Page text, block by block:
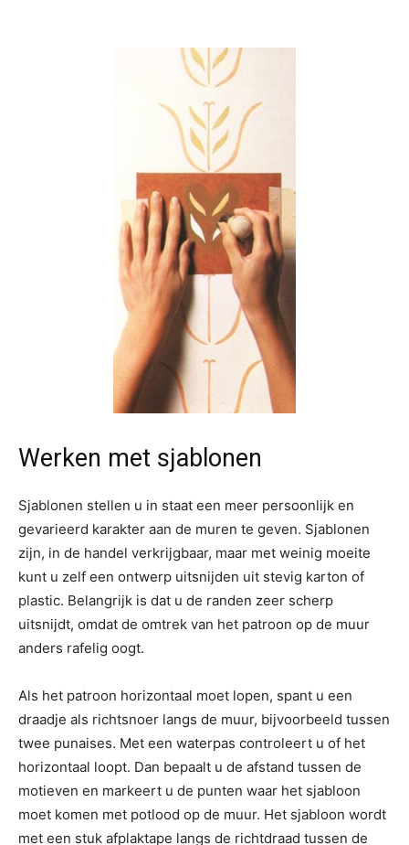
Werken met sjablonen
Sjablonen stellen u in staat een meer persoonlijk en
gevarieerd karakter aan de muren te geven. Sjablonen
zijn, in de handel verkrijgbaar, maar met weinig moeite
kunt u zelf een ontwerp uitsnijden uit stevig karton of
plastic. Belangrijk is dat u de randen zeer scherp
uitsnijdt, omdat de omtrek van het patroon op de muur
anders rafelig oogt.
Als het patroon horizontaal moet lopen, spant u een
draadje als richtsnoer langs de muur, bijvoorbeeld tussen
twee punaises. Met een waterpas controleert u of het
horizontaal loopt. Dan bepaalt u de afstand tussen de
motieven en markeert u de punten waar het sjabloon
moet komen met potlood op de muur. Het sjabloon wordt
met een stuk afplaktape langs de richtdraad tussen de